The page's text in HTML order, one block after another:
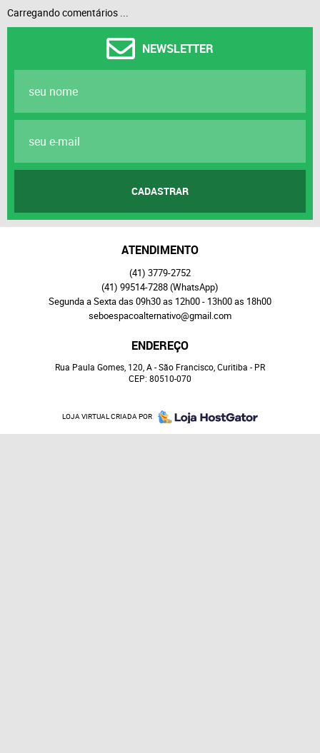
Carregando comentários ...
NEWSLETTER
CADASTRAR
ATENDIMENTO
(41) 3779-2752
(41) 99514-7288(WhatsApp)
Segunda a Sexta das 09h30 as 12h00 - 13h00 as 18h00
seboespacoalternativo@gmail.com
ENDEREÇO
Rua Paula Gomes, 120, A-São Francisco, Curitiba - PR
CEP: 80510-070
LOJA VIRTUAL CRIADA POR